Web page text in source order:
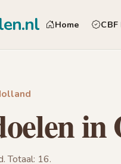
Home
Totaal: 16.